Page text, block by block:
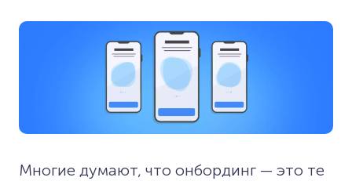
Многие думают, что онбординг — это те